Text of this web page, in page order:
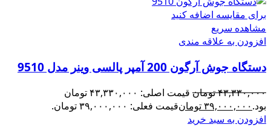
برای مقایسه اضافه کنید
مشاهده سریع
افزودن به علاقه مندی
دستگاه جوش آرگون 200 آمپر پالسی وینر مدل 9510
۴۳,۳۳۰,۰۰۰تومان
قیمت اصلی: ۴۳,۳۳۰,۰۰۰ تومان
بود.۳۹,۰۰۰,۰۰۰تومانقیمت فعلی: ۳۹,۰۰۰,۰۰۰ تومان.
افزودن به سبد خرید